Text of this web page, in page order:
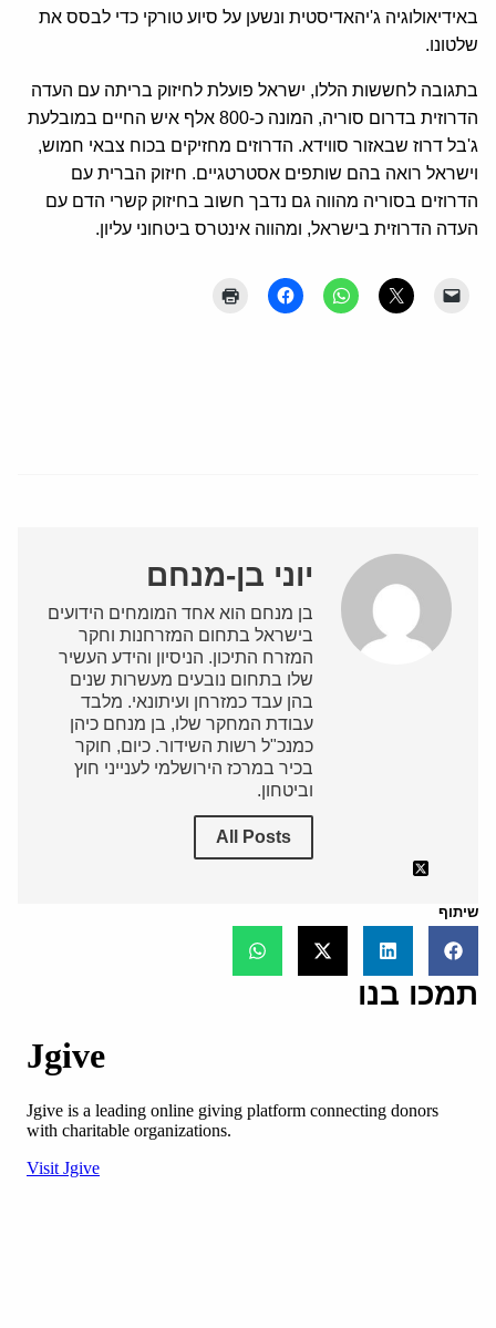
באידיאולוגיה ג'יהאדיסטית ונשען על סיוע טורקי כדי לבסס את
שלטונו.
בתגובה לחששות הללו, ישראל פועלת לחיזוק בריתה עם העדה
הדרוזית בדרום סוריה, המונה כ-800 אלף איש החיים במובלעת
ג'בל דרוז שבאזור סווידא. הדרוזים מחזיקים בכוח צבאי חמוש,
וישראל רואה בהם שותפים אסטרטגיים. חיזוק הברית עם
הדרוזים בסוריה מהווה גם נדבך חשוב בחיזוק קשרי הדם עם
העדה הדרוזית בישראל, ומהווה אינטרס ביטחוני עליון.
יוני בן-מנחם
בן מנחם הוא אחד המומחים הידועים
בישראל בתחום המזרחנות וחקר
המזרח התיכון. הניסיון והידע העשיר
שלו בתחום נובעים מעשרות שנים
בהן עבד כמזרחן ועיתונאי. מלבד
עבודת המחקר שלו, בן מנחם כיהן
כמנכ"ל רשות השידור. כיום, חוקר
בכיר במרכז הירושלמי לענייני חוץ
וביטחון.
All Posts
שיתוף
תמכו בנו